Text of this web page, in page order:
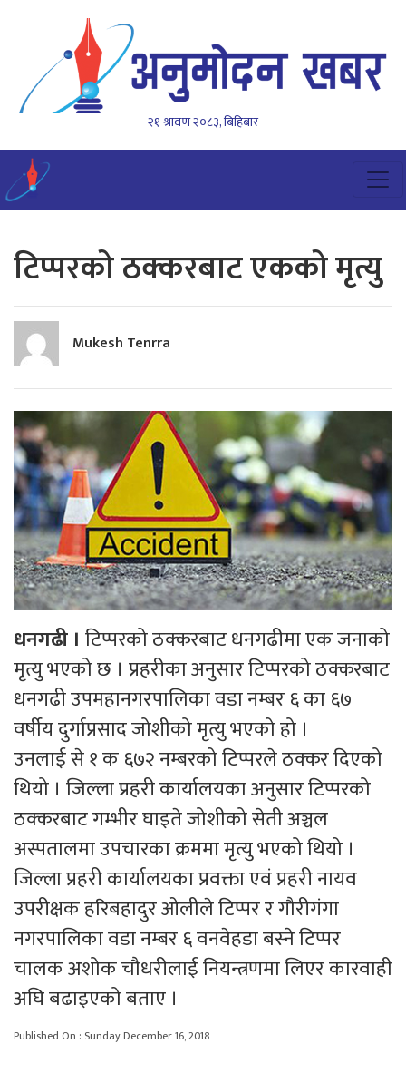
२१ श्रावण २०८३, बिहिबार
टिप्परको ठक्करबाट एकको मृत्यु
Mukesh Tenrra
धनगढी । टिप्परको ठक्करबाट धनगढीमा एक जनाको
मृत्यु भएको छ । प्रहरीका अनुसार टिप्परको ठक्करबाट
धनगढी उपमहानगरपालिका वडा नम्बर ६ का ६७
वर्षीय दुर्गाप्रसाद जोशीको मृत्यु भएको हो ।
उनलाई से १ क ६७२ नम्बरको टिप्परले ठक्कर दिएको
थियो । जिल्ला प्रहरी कार्यालयका अनुसार टिप्परको
ठक्करबाट गम्भीर घाइते जोशीको सेती अञ्चल
अस्पतालमा उपचारका क्रममा मृत्यु भएको थियो ।
जिल्ला प्रहरी कार्यालयका प्रवक्ता एवं प्रहरी नायव
उपरीक्षक हरिबहादुर ओलीले टिप्पर र गौरीगंगा
नगरपालिका वडा नम्बर ६ वनवेहडा बस्ने टिप्पर
चालक अशोक चौधरीलाई नियन्त्रणमा लिएर कारवाही
अघि बढाइएको बताए ।
Published On : Sunday December 16, 2018